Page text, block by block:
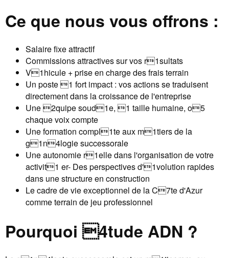
Ce que nous vous offrons :
Salaire fixe attractif
Commissions attractives sur vos r1sultats
V1hicule + prise en charge des frais terrain
Un poste 1 fort impact : vos actions se traduisent
directement dans la croissance de l'entreprise
Une 2quipe soud1e, 1 taille humaine, o5
chaque voix compte
Une formation compl1te aux m1tiers de la
g1n4logie successorale
Une autonomie r1elle dans l'organisation de votre
activit1 er- Des perspectives d'1volution rapides
dans une structure en construction
Le cadre de vie exceptionnel de la C7te d'Azur
comme terrain de jeu professionnel
Pourquoi 4tude ADN ?